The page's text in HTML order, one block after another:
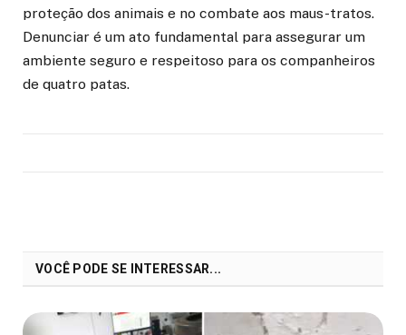
proteção dos animais e no combate aos maus-tratos.
Denunciar é um ato fundamental para assegurar um
ambiente seguro e respeitoso para os companheiros
de quatro patas.
VOCÊ PODE SE INTERESSAR...